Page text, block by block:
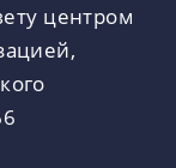
центром